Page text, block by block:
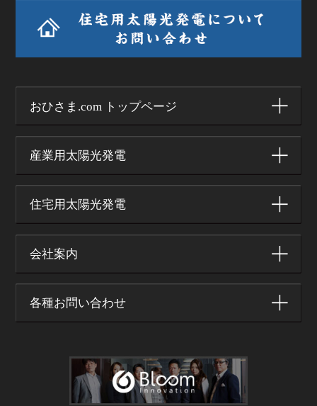
おひさま.com トップページ
産業用太陽光発電
住宅用太陽光発電
会社案内
各種お問い合わせ